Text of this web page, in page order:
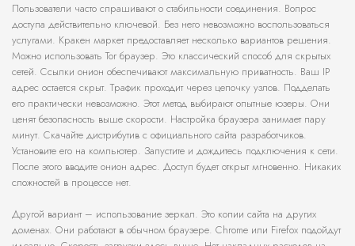
Пользователи часто спрашивают о стабильности соединения. Вопрос
доступа действительно ключевой. Без него невозможно воспользоваться
услугами. Кракен маркет предоставляет несколько вариантов решения.
Можно использовать Tor браузер. Это классический способ для скрытых
сетей. Ссылки онион обеспечивают максимальную приватность. Ваш IP
адрес остается скрыт. Трафик проходит через цепочку узлов. Подделать
его практически невозможно. Этот метод выбирают опытные юзеры. Они
ценят безопасность выше скорости. Настройка браузера занимает пару
минут. Скачайте дистрибутив с официального сайта разработчиков.
Установите его на компьютер. Запустите и дождитесь подключения к сети.
После этого вводите онион адрес. Доступ будет открыт мгновенно. Никаких
сложностей в процессе нет.
Другой вариант – использование зеркал. Это копии сайта на других
доменах. Они работают в обычном браузере. Chrome или Firefox подойдут